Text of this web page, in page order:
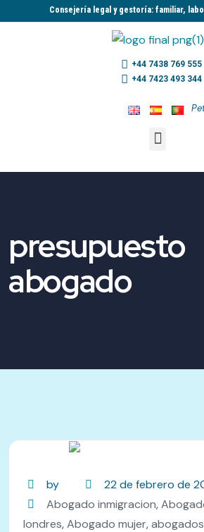
Consejería legal y gestoría: familiar,
+44 7438 769 555
+44 7423 493 344
presupuesto
abogado
by
22 de febrero de
Abogado inmigracion,
londres,Abogado mujer,